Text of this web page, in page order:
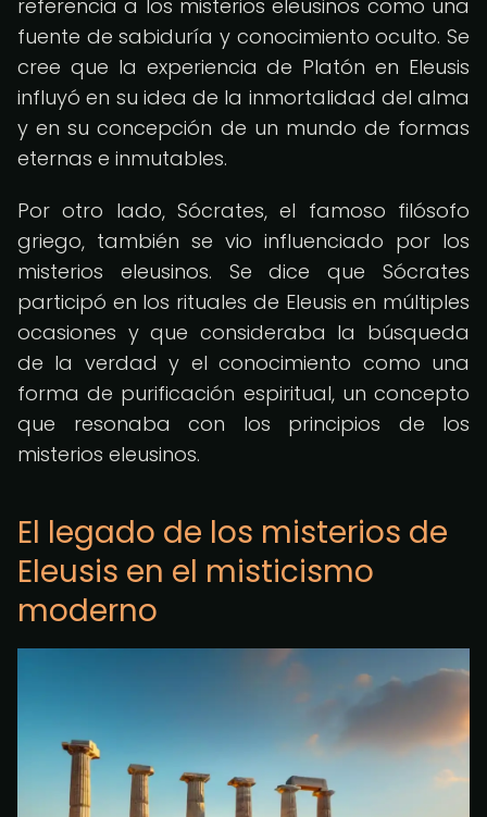
referencia a los misterios eleusinos como una
fuente de sabiduría y conocimiento oculto. Se
cree que la experiencia de Platón en Eleusis
influyó en su idea de la inmortalidad del alma
y en su concepción de un mundo de formas
eternas e inmutables.
Por otro lado, Sócrates, el famoso filósofo
griego, también se vio influenciado por los
misterios eleusinos. Se dice que Sócrates
participó en los rituales de Eleusis en múltiples
ocasiones y que consideraba la búsqueda
de la verdad y el conocimiento como una
forma de purificación espiritual, un concepto
que resonaba con los principios de los
misterios eleusinos.
El legado de los misterios de
Eleusis en el misticismo
moderno